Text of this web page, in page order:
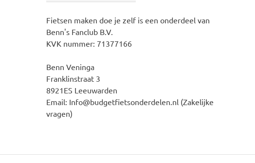
Fietsen maken doe je zelf is een onderdeel van
Benn's Fanclub B.V.
KVK nummer: 71377166
Benn Veninga
Franklinstraat 3
8921ES Leeuwarden
Email: Info@budgetfietsonderdelen.nl (Zakelijke
vragen)